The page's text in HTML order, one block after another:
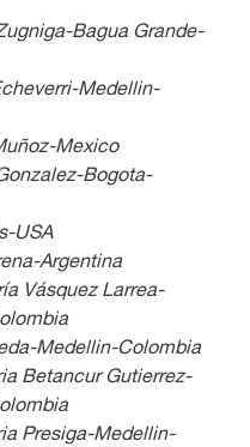
Bagua Grande-
Medellin-
Mexico
Bogota-
USA
Argentina
Vásquez Larrea-
Medellin-Colombia
Betancur Gutierrez-
Presiga-Medellin-